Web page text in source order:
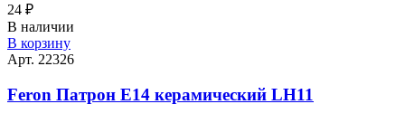
24 ₽
В наличии
В корзину
Арт. 22326
Feron Патрон Е14 керамический LH11